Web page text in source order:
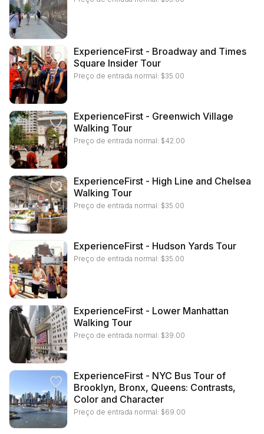
ExperienceFirst - Broadway and Times
Square Insider Tour
Preço de entrada normal: $35.00
ExperienceFirst - Greenwich Village
Walking Tour
Preço de entrada normal: $42.00
ExperienceFirst - High Line and Chelsea
Walking Tour
Preço de entrada normal: $35.00
ExperienceFirst - Hudson Yards Tour
Preço de entrada normal: $35.00
ExperienceFirst - Lower Manhattan
Walking Tour
Preço de entrada normal: $39.00
ExperienceFirst - NYC Bus Tour of
Brooklyn, Bronx, Queens: Contrasts,
Color and Character
Preço de entrada normal: $69.00